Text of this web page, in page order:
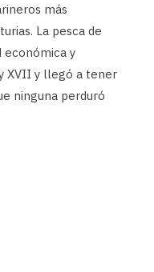
más
La pesca de
económica y
XVII y llegó a tener
ninguna perduró